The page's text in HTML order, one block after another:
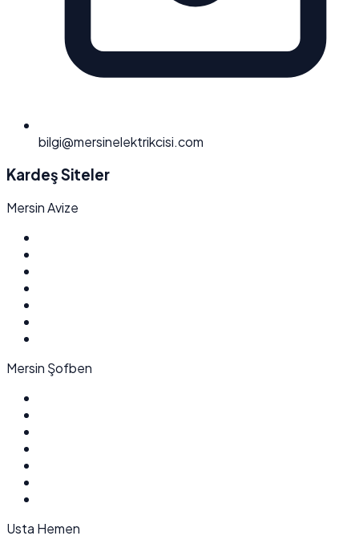
bilgi@mersinelektrikcisi.com
Kardeş Siteler
Mersin Avize
Mersin Şofben
Usta Hemen